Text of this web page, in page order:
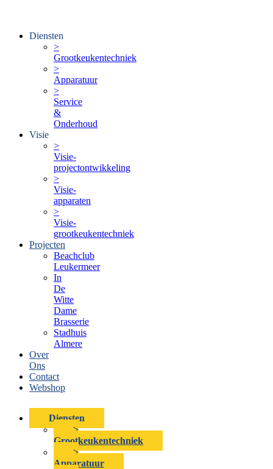
Diensten
>
Grootkeukentechniek
>
Apparatuur
>
Service
&
Onderhoud
Visie
>
Visie-
projectontwikkeling
>
Visie-
apparaten
>
Visie-
grootkeukentechniek
Projecten
Beachclub
Leukermeer
In
De
Witte
Dame
Brasserie
Stadhuis
Almere
Over
Ons
Contact
Webshop
Diensten
>
Grootkeukentechniek
>
Apparatuur